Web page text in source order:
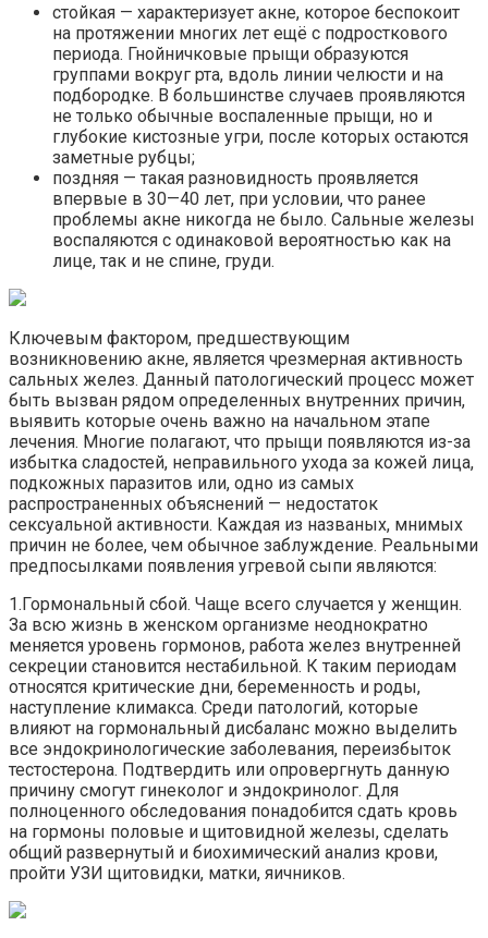
стойкая — характеризует акне, которое беспокоит
на протяжении многих лет ещё с подросткового
периода. Гнойничковые прыщи образуются
группами вокруг рта, вдоль линии челюсти и на
подбородке. В большинстве случаев проявляются
не только обычные воспаленные прыщи, но и
глубокие кистозные угри, после которых остаются
заметные рубцы;
поздняя — такая разновидность проявляется
впервые в 30—40 лет, при условии, что ранее
проблемы акне никогда не было. Сальные железы
воспаляются с одинаковой вероятностью как на
лице, так и не спине, груди.
Ключевым фактором, предшествующим
возникновению акне, является чрезмерная активность
сальных желез. Данный патологический процесс может
быть вызван рядом определенных внутренних причин,
выявить которые очень важно на начальном этапе
лечения. Многие полагают, что прыщи появляются из-за
избытка сладостей, неправильного ухода за кожей лица,
подкожных паразитов или, одно из самых
распространенных объяснений — недостаток
сексуальной активности. Каждая из названых, мнимых
причин не более, чем обычное заблуждение. Реальными
предпосылками появления угревой сыпи являются:
1.Гормональный сбой. Чаще всего случается у женщин.
За всю жизнь в женском организме неоднократно
меняется уровень гормонов, работа желез внутренней
секреции становится нестабильной. К таким периодам
относятся критические дни, беременность и роды,
наступление климакса. Среди патологий, которые
влияют на гормональный дисбаланс можно выделить
все эндокринологические заболевания, переизбыток
тестостерона. Подтвердить или опровергнуть данную
причину смогут гинеколог и эндокринолог. Для
полноценного обследования понадобится сдать кровь
на гормоны половые и щитовидной железы, сделать
общий развернутый и биохимический анализ крови,
пройти УЗИ щитовидки, матки, яичников.